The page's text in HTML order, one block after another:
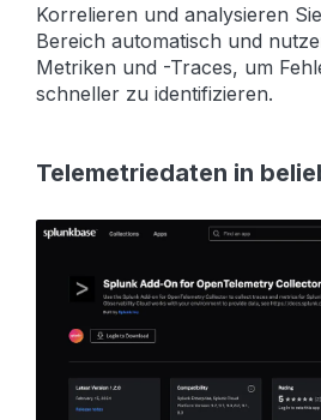
Korrelieren und analysieren
Bereich automatisch und
Metriken und -Traces, um
schneller zu identifizieren.
Telemetriedaten in